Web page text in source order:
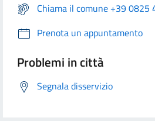
Chiama il comune +39 0825
Prenota un appuntamento
Problemi in città
Segnala disservizio